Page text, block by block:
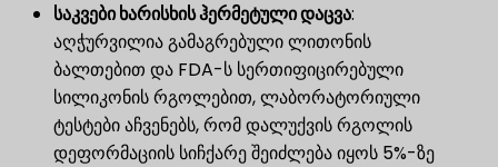
საკვები ხარისხის ჰერმეტული დაცვა:
აღჭურვილია გამაგრებული ლითონის
ბალთებით და FDA-ს სერთიფიცირებული
სილიკონის რგოლებით, ლაბორატორიული
ტესტები აჩვენებს, რომ დალუქვის რგოლის
დეფორმაციის სიჩქარე შეიძლება იყოს 5%-ზე